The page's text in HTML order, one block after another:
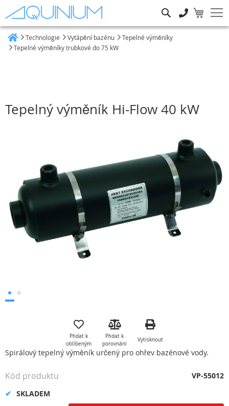
Technologie Vytápění bazénu
Tepelné výměníky
Tepelné výměníky trubkové do 75 kW
Tepelný výměník Hi-Flow 40 kW
s
Přidat k
oblíbeným
Přidat k
porovnání
Vytisknout
Spirálový tepelný výměník určený pro ohřev bazénové vody.
SKLADEM
Kód produktu VP-55012